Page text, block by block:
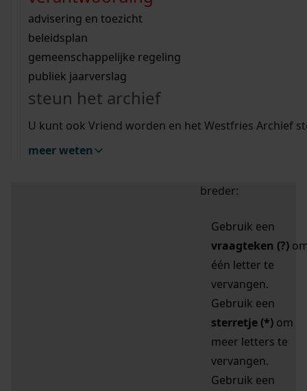
bouwvergunningen
omgevingsvergunningen
vergunningen
beeld en geluid
uitleg nodig?
Wij helpen u op weg met een aantal zoektips.
bekijk alle zoektips
Wij helpen u op weg met een aantal zoektips.
bekijk alle zoektips
bekijk ons geschiedenislokaal
advisering en toezicht
beleidsplan
gemeenschappelijke regeling
publiek jaarverslag
steun het archief
U kunt ook Vriend worden en het Westfries Archief
meer weten
zoektips
Mijn Studiezaal (inloggen)
uw zoekopdracht te
breder:
Gebruik een
vraagteken (?)
één letter te
vervangen.
Gebruik een
sterretje (*) om
meer letters te
vervangen.
Gebruik een